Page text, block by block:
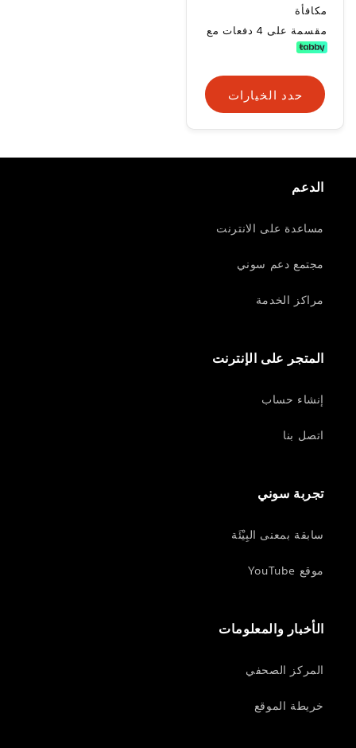
العادي
مكافأة
مقسمة على 4 دفعات مع
حدد الخيارات
الدعم
مساعدة على الانترنت
مجتمع دعم سوني
مراكز الخدمة
المتجر على الإنترنت
إنشاء حساب
اتصل بنا
تجربة سوني
سابقة بمعنى البِيْئَة
موقع YouTube
الأخبار والمعلومات
المركز الصحفي
خريطة الموقع